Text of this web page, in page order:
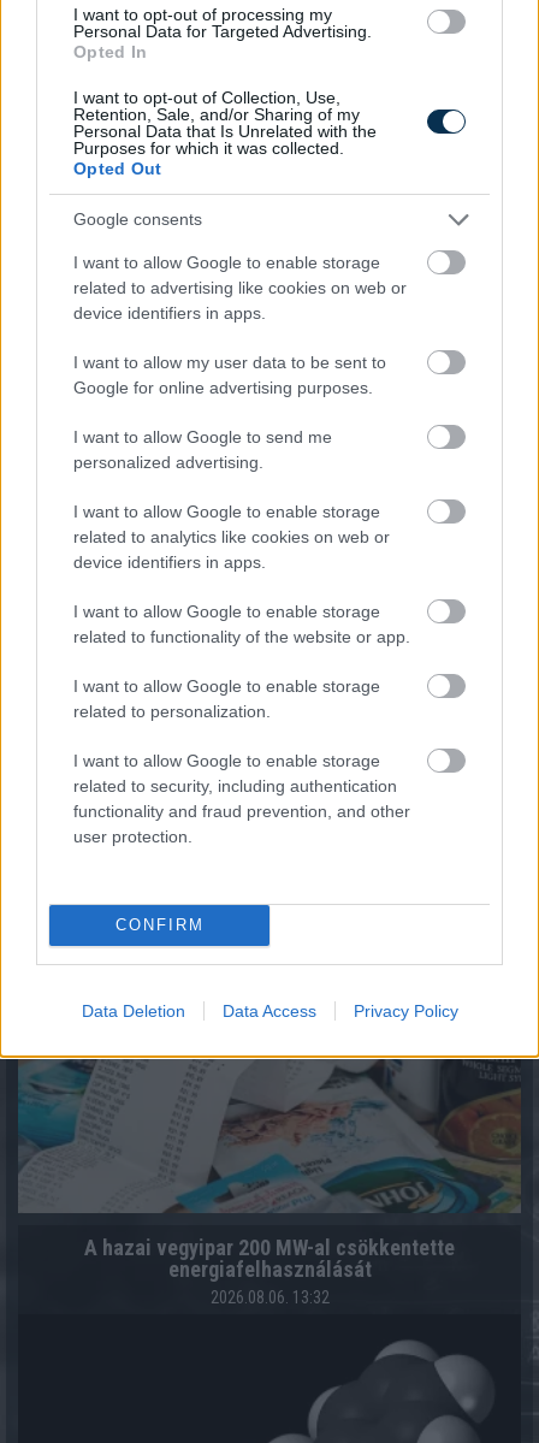
I want to opt-out of processing my
Personal Data for Targeted Advertising.
Opted In
I want to opt-out of Collection, Use,
Retention, Sale, and/or Sharing of my
Personal Data that Is Unrelated with the
Purposes for which it was collected.
Opted Out
Google consents
I want to allow Google to enable storage
related to advertising like cookies on web or
device identifiers in apps.
I want to allow my user data to be sent to
Google for online advertising purposes.
I want to allow Google to send me
personalized advertising.
I want to allow Google to enable storage
related to analytics like cookies on web or
device identifiers in apps.
I want to allow Google to enable storage
related to functionality of the website or app.
I want to allow Google to enable storage
related to personalization.
I want to allow Google to enable storage
related to security, including authentication
functionality and fraud prevention, and other
user protection.
CONFIRM
Data Deletion Data Access Privacy Policy
Fenntarthatóbb nyaralás külföldön: hét egyszerű
szokás, amellyel a magyar utazók csökkenthetik
környezeti lábnyomukat
2026.08.07. 12:48
Magyar infláció 2026 július - rekord alacsony szinten a
A hazai vegyipar 200 MW-al csökkentette
energiafelhasználását
2026.08.06. 13:32